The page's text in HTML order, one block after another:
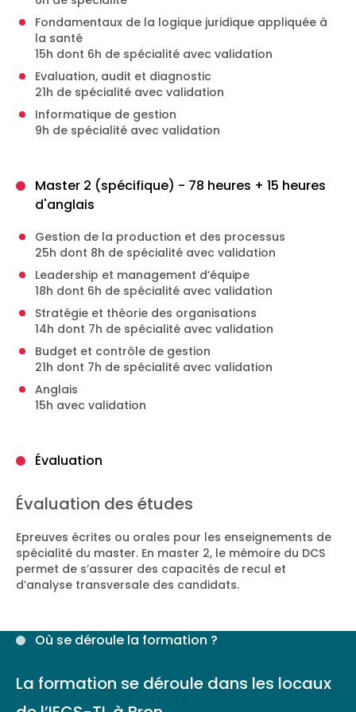
Fondamentaux de la logique juridique appliquée à
la santé
15h dont 6h de spécialité avec validation
Evaluation, audit et diagnostic
21h de spécialité avec validation
Informatique de gestion
9h de spécialité avec validation
Master 2 (spécifique) - 78 heures + 15 heures
d'anglais
Gestion de la production et des processus
25h dont 8h de spécialité avec validation
Leadership et management d’équipe
18h dont 6h de spécialité avec validation
Stratégie et théorie des organisations
14h dont 7h de spécialité avec validation
Budget et contrôle de gestion
21h dont 7h de spécialité avec validation
Anglais
15h avec validation
Évaluation
Évaluation des études
Epreuves écrites ou orales pour les enseignements de
spécialité du master. En master 2, le mémoire du DCS
permet de s’assurer des capacités de recul et
d’analyse transversale des candidats.
Où se déroule la formation ?
La formation se déroule dans les locaux